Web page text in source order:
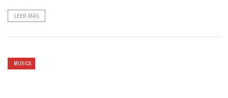
LEER MÁS
MÚSICA